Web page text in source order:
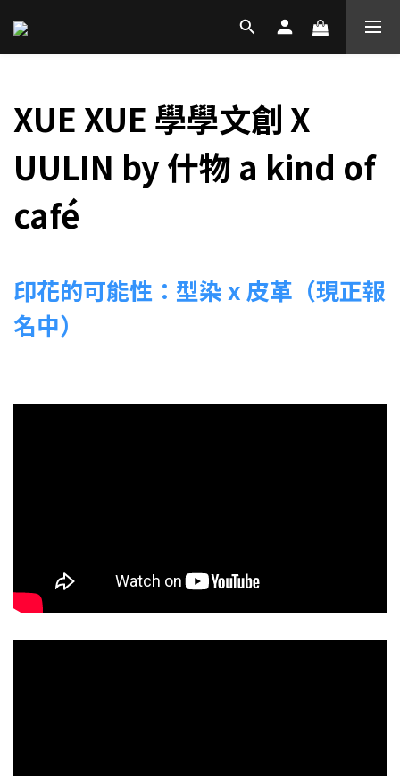
XUE XUE 學學文創 X
UULIN by 什物 a kind of
café
印花的可能性：型染 x 皮革（現正報
名中）